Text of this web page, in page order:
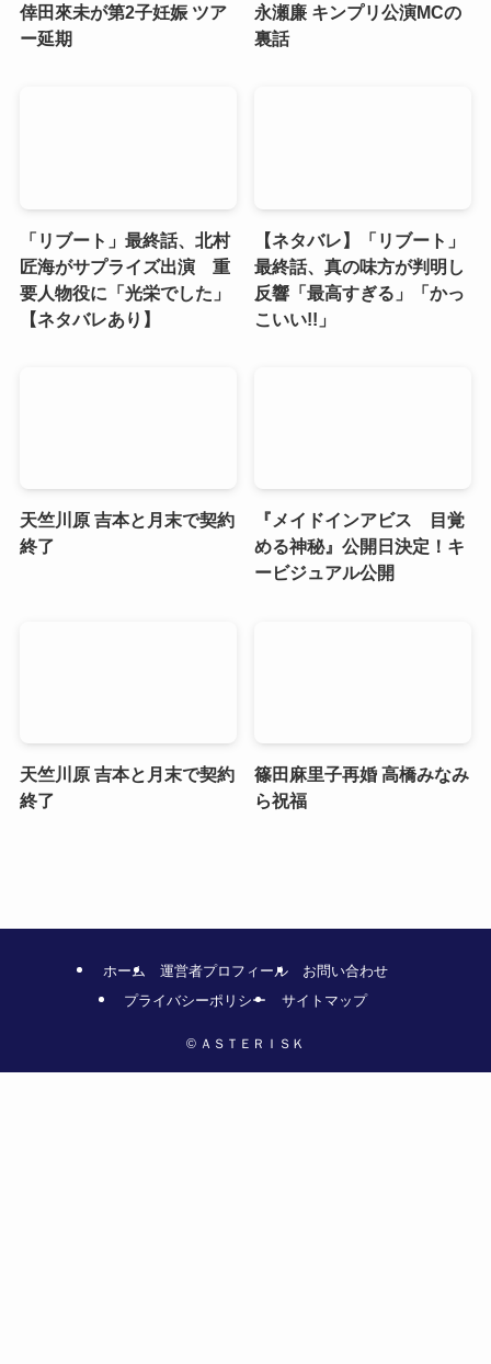
倖田來未が第2子妊娠 ツア
ー延期
永瀬廉 キンプリ公演MCの
裏話
「リブート」最終話、北村
匠海がサプライズ出演 重
要人物役に「光栄でした」
【ネタバレあり】
【ネタバレ】「リブート」
最終話、真の味方が判明し
反響「最高すぎる」「かっ
こいい!!」
天竺川原 吉本と月末で契約
終了
『メイドインアビス 目覚
める神秘』公開日決定！キ
ービジュアル公開
天竺川原 吉本と月末で契約
終了
篠田麻里子再婚 高橋みなみ
ら祝福
ホーム 運営者プロフィール
お問い合わせ
プライバシーポリシー
サイトマップ
© ＡＳＴＥＲＩＳＫ